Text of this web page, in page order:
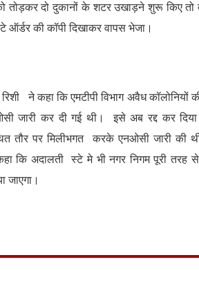
तोड़कर दो दुकानों के शटर उखाड़ने शुरू किए तो
ऑर्डर की कॉपी दिखाकर वापस भेजा।
ने कहा कि एमटीपी विभाग अवैध कॉलोनियों
जारी कर दी गई थी। इसे अब रद्द कर
तौर पर मिलीभगत करके एनओसी जारी की थी
कहा कि अदालती स्टे मे भी नगर निगम पूरी
जाएगा।